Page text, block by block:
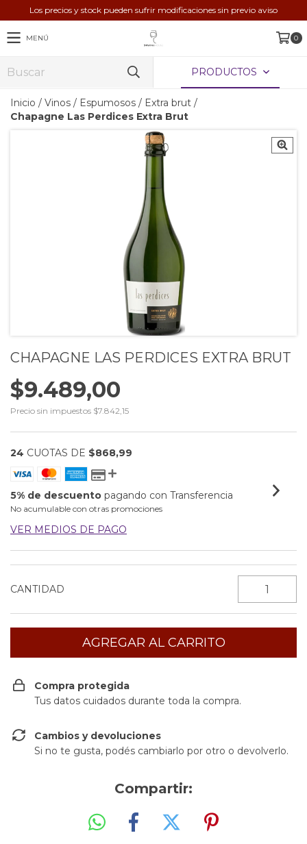
Los precios y stock pueden sufrir modificaciones sin previo aviso
MENÚ 0
PRODUCTOS
Inicio / Vinos / Espumosos / Extra brut /
Chapagne Las Perdices Extra Brut
CHAPAGNE LAS PERDICES EXTRA BRUT
$9.489,00
Precio sin impuestos $7.842,15
24 CUOTAS DE $868,99
5% de descuento pagando con Transferencia
No acumulable con otras promociones
VER MEDIOS DE PAGO
CANTIDAD
Compra protegida
Tus datos cuidados durante toda la compra.
Cambios y devoluciones
Si no te gusta, podés cambiarlo por otro o devolverlo.
Compartir: